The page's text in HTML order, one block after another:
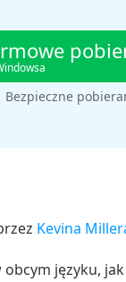
Bezpieczne
Kevina
obcym języku,